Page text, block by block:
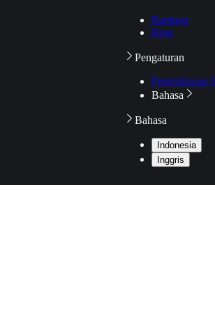
Bantuan
Blog
Pengaturan
Pemeriksaan
Bahasa
Bahasa
Indonesia
Inggris